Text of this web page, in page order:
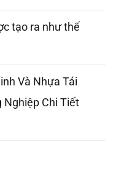
tạo ra như thế
Và Nhựa Tái
Nghiệp Chi Tiết